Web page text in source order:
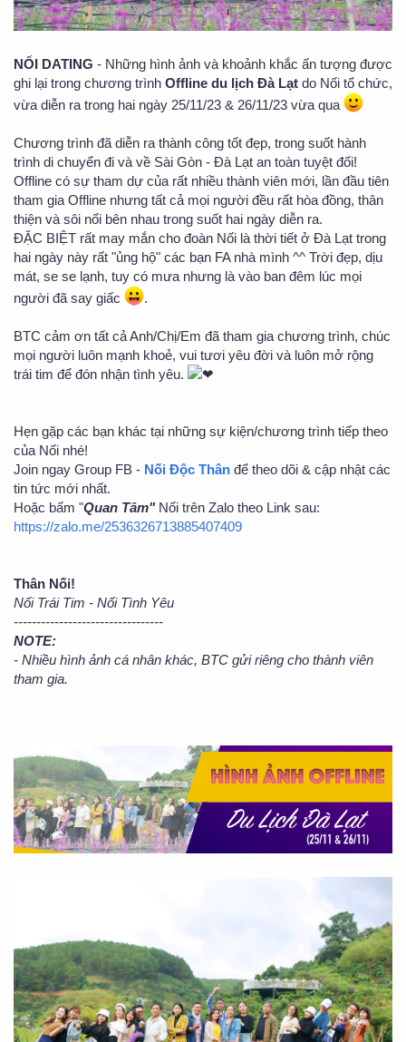
NỐI DATING - Những hình ảnh và khoảnh khắc ấn tượng được
ghi lại trong chương trình Offline du lịch Đà Lạt do Nối tổ chức,
vừa diễn ra trong hai ngày 25/11/23 & 26/11/23 vừa qua
Chương trình đã diễn ra thành công tốt đẹp, trong suốt hành
trình di chuyển đi và về Sài Gòn - Đà Lạt an toàn tuyệt đối!
Offline có sự tham dự của rất nhiều thành viên mới, lần đầu tiên
tham gia Offline nhưng tất cả mọi người đều rất hòa đồng, thân
thiện và sôi nổi bên nhau trong suốt hai ngày diễn ra.
ĐẶC BIỆT rất may mắn cho đoàn Nối là thời tiết ở Đà Lạt trong
hai ngày này rất "ủng hộ" các bạn FA nhà mình ^^ Trời đẹp, dịu
mát, se se lạnh, tuy có mưa nhưng là vào ban đêm lúc mọi
người đã say giấc
.
BTC cảm ơn tất cả Anh/Chị/Em đã tham gia chương trình, chúc
mọi người luôn mạnh khoẻ, vui tươi yêu đời và luôn mở rộng
trái tim để đón nhận tình yêu.
Hẹn gặp các bạn khác tại những sự kiện/chương trình tiếp theo
của Nối nhé!
Join ngay Group FB - Nối Độc Thân để theo dõi & cập nhật các
tin tức mới nhất.
Hoặc bấm "Quan Tâm"Nối trên Zalo theo Link sau:
https://zalo.me/2536326713885407409
Thân Nối!
Nối Trái Tim - Nối Tình Yêu
---------------------------------
NOTE:
- Nhiều hình ảnh cá nhân khác, BTC gửi riêng cho thành viên
tham gia.